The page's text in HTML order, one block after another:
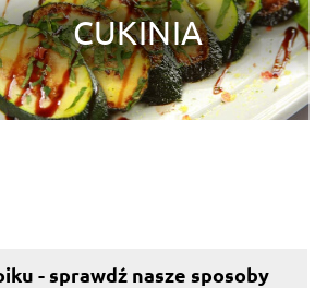
17
truskawkowy to
osobom z
sprawdzi się też
fit drugie śniadanie.
Przygotowując
warto zadbać o to,
dostarczał
kalorii, ale
i smaczny. ...
CUKINIA
- sprawdź nasze sposoby